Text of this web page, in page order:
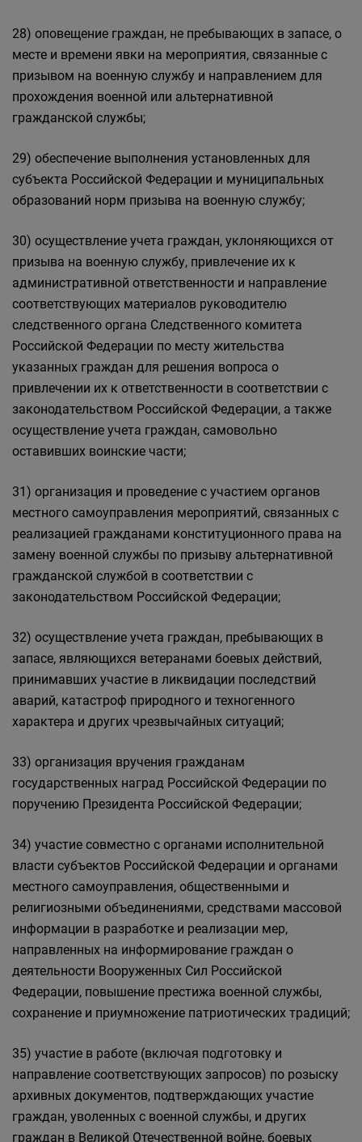
28) оповещение граждан, не пребывающих в запасе, о
месте и времени явки на мероприятия, связанные с
призывом на военную службу и направлением для
прохождения военной или альтернативной
гражданской службы;
29) обеспечение выполнения установленных для
субъекта Российской Федерации и муниципальных
образований норм призыва на военную службу;
30) осуществление учета граждан, уклоняющихся от
призыва на военную службу, привлечение их к
административной ответственности и направление
соответствующих материалов руководителю
следственного органа Следственного комитета
Российской Федерации по месту жительства
указанных граждан для решения вопроса о
привлечении их к ответственности в соответствии с
законодательством Российской Федерации, а также
осуществление учета граждан, самовольно
оставивших воинские части;
31) организация и проведение с участием органов
местного самоуправления мероприятий, связанных с
реализацией гражданами конституционного права на
замену военной службы по призыву альтернативной
гражданской службой в соответствии с
законодательством Российской Федерации;
32) осуществление учета граждан, пребывающих в
запасе, являющихся ветеранами боевых действий,
принимавших участие в ликвидации последствий
аварий, катастроф природного и техногенного
характера и других чрезвычайных ситуаций;
33) организация вручения гражданам
государственных наград Российской Федерации по
поручению Президента Российской Федерации;
34) участие совместно с органами исполнительной
власти субъектов Российской Федерации и органами
местного самоуправления, общественными и
религиозными объединениями, средствами массовой
информации в разработке и реализации мер,
направленных на информирование граждан о
деятельности Вооруженных Сил Российской
Федерации, повышение престижа военной службы,
сохранение и приумножение патриотических традиций;
35) участие в работе (включая подготовку и
направление соответствующих запросов) по розыску
архивных документов, подтверждающих участие
граждан, уволенных с военной службы, и других
граждан в Великой Отечественной войне, боевых